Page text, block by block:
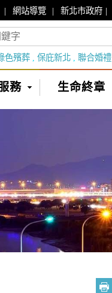
| 網站導覽 | 新北市政府 |
色殯葬 保庇新北 聯合婚禮
務 生命終章